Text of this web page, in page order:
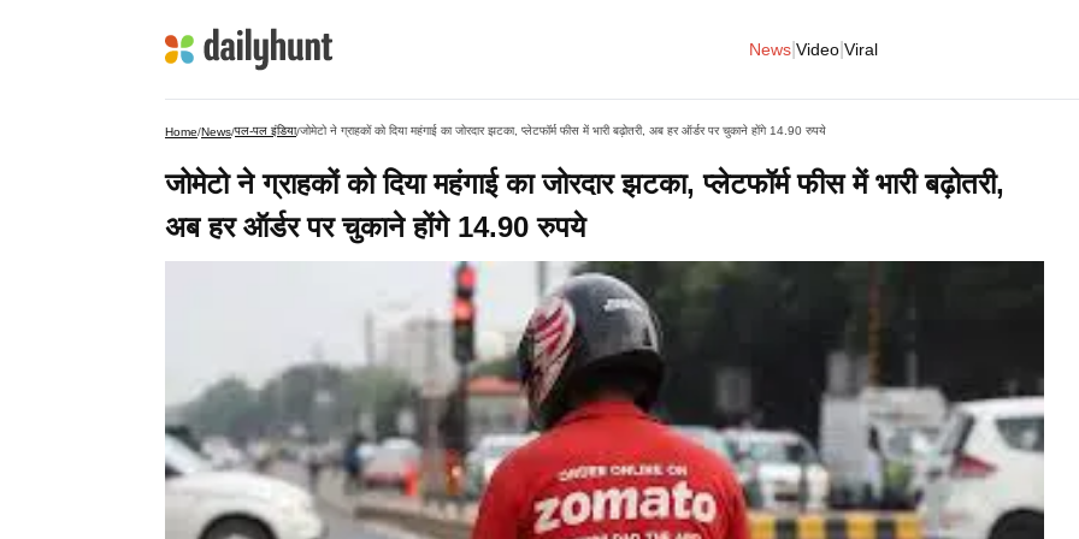
News Video Viral
Home/News/पल-पल इंडिया/जोमेटो ने ग्राहकों को दिया महंगाई का जोरदार झटका, प्लेटफॉर्म फीस में भारी बढ़ोतरी, अब हर ऑर्डर पर चुकाने होंगे 14.90 रुपये
जोमेटो ने ग्राहकों को दिया महंगाई का जोरदार झटका, प्लेटफॉर्म फीस में भारी बढ़ोतरी,
अब हर ऑर्डर पर चुकाने होंगे 14.90 रुपये